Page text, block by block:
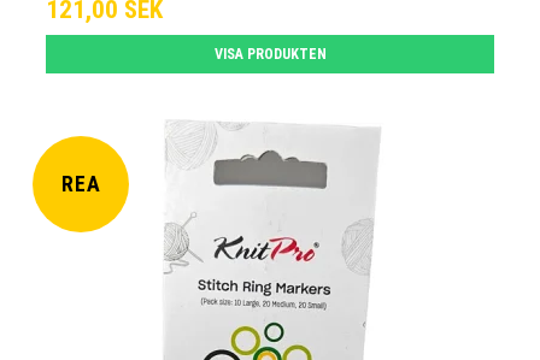
121,00 SEK
VISA PRODUKTEN
REA